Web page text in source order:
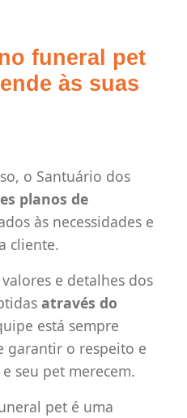
funeral pet
às suas
o Santuário dos
planos de
às necessidades e
cliente.
e detalhes dos
através do
está sempre
garantir o respeito e
seu pet merecem.
pet é uma